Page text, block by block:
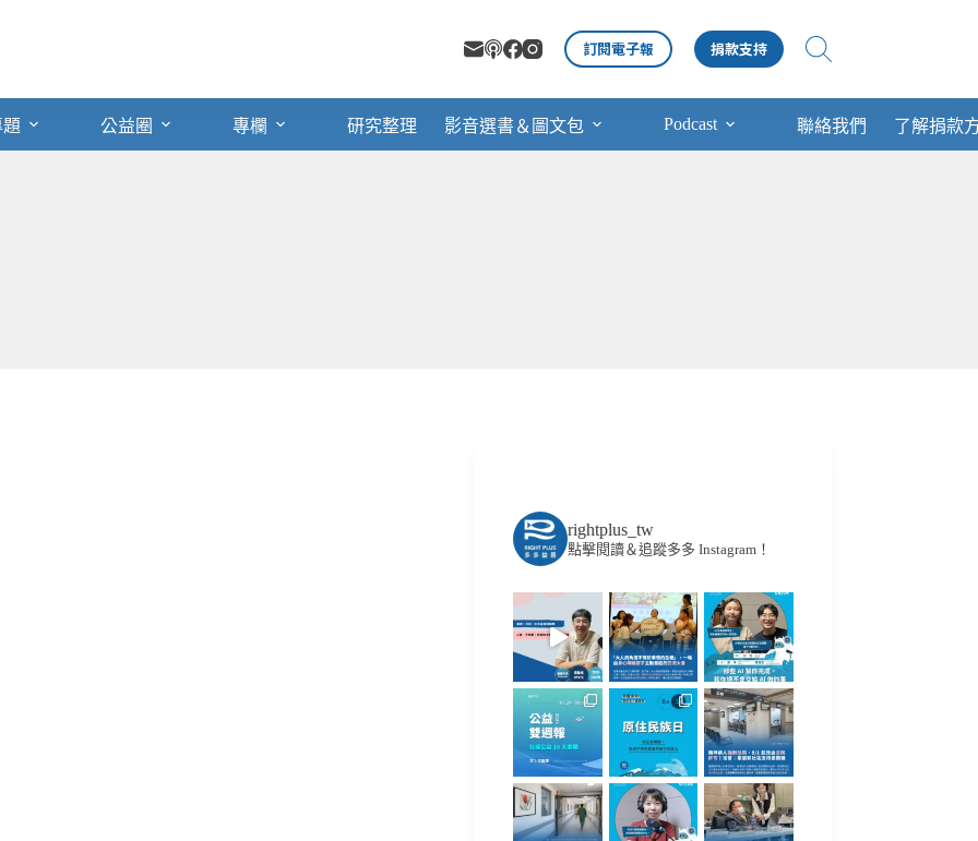
訂閱電子報 捐款支持
公益圈 專欄 研究整理 影音選書＆圖文包 Podcast 聯絡我們 了解捐款
rightplus_tw
點擊閱讀＆追蹤多多 Instagram！